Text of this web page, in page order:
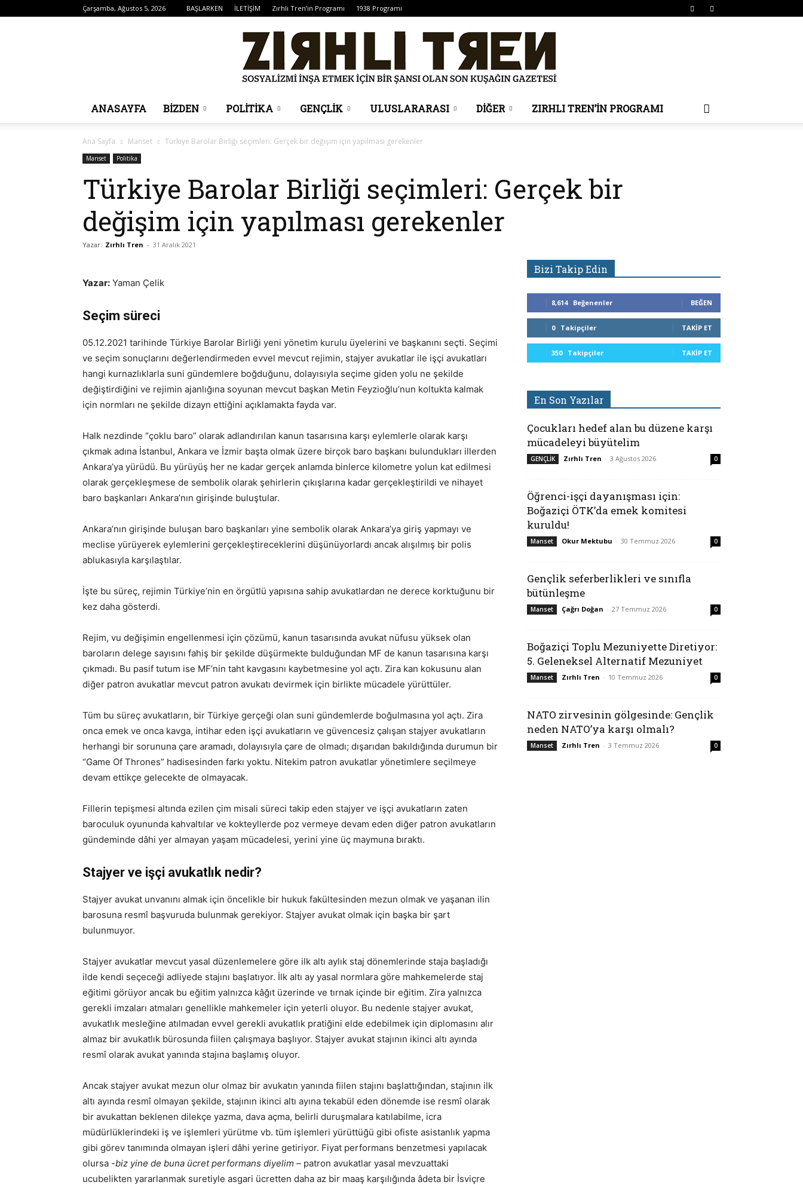
Çarşamba, Ağustos 5, 2026 BAŞLARKEN İLETİŞİM Zırhlı Tren’in Programı 1938 Programı
Tren
ANASAYFA BİZDEN POLITIKA GENÇLİK ULUSLARARASI DİĞER ZIRHLI TREN’IN PROGRAMI
Ana Sayfa Manset Türkiye Barolar Birliği seçimleri: Gerçek bir değişim için yapılması gerekenler
Manset Politika
Türkiye Barolar Birliği seçimleri: Gerçek bir
değişim için yapılması gerekenler
Yazar: Zırhlı Tren - 31 Aralık 2021
Yazar: Yaman Çelik
Seçim süreci
05.12.2021 tarihinde Türkiye Barolar Birliği yeni yönetim kurulu üyelerini ve başkanını seçti. Seçimi
ve seçim sonuçlarını değerlendirmeden evvel mevcut rejimin, stajyer avukatlar ile işçi avukatları
hangi kurnazlıklarla suni gündemlere boğduğunu, dolayısıyla seçime giden yolu ne şekilde
değiştirdiğini ve rejimin ajanlığına soyunan mevcut başkan Metin Feyzioğlu’nun koltukta kalmak
için normları ne şekilde dizayn ettiğini açıklamakta fayda var.
Halk nezdinde “çoklu baro” olarak adlandırılan kanun tasarısına karşı eylemlerle olarak karşı
çıkmak adına İstanbul, Ankara ve İzmir başta olmak üzere birçok baro başkanı bulundukları illerden
Ankara’ya yürüdü. Bu yürüyüş her ne kadar gerçek anlamda binlerce kilometre yolun kat edilmesi
olarak gerçekleşmese de sembolik olarak şehirlerin çıkışlarına kadar gerçekleştirildi ve nihayet
baro başkanları Ankara’nın girişinde buluştular.
Ankara’nın girişinde buluşan baro başkanları yine sembolik olarak Ankara’ya giriş yapmayı ve
meclise yürüyerek eylemlerini gerçekleştireceklerini düşünüyorlardı ancak alışılmış bir polis
ablukasıyla karşılaştılar.
İşte bu süreç, rejimin Türkiye’nin en örgütlü yapısına sahip avukatlardan ne derece korktuğunu bir
kez daha gösterdi.
Rejim, vu değişimin engellenmesi için çözümü, kanun tasarısında avukat nüfusu yüksek olan
baroların delege sayısını fahiş bir şekilde düşürmekte bulduğundan MF de kanun tasarısına karşı
çıkmadı. Bu pasif tutum ise MF’nin taht kavgasını kaybetmesine yol açtı. Zira kan kokusunu alan
diğer patron avukatlar mevcut patron avukatı devirmek için birlikte mücadele yürüttüler.
Tüm bu süreç avukatların, bir Türkiye gerçeği olan suni gündemlerde boğulmasına yol açtı. Zira
onca emek ve onca kavga, intihar eden işçi avukatların ve güvencesiz çalışan stajyer avukatların
herhangi bir sorununa çare aramadı, dolayısıyla çare de olmadı; dışarıdan bakıldığında durumun bir
“Game Of Thrones” hadisesinden farkı yoktu. Nitekim patron avukatlar yönetimlere seçilmeye
devam ettikçe gelecekte de olmayacak.
Fillerin tepişmesi altında ezilen çim misali süreci takip eden stajyer ve işçi avukatların zaten
baroculuk oyununda kahvaltılar ve kokteyllerde poz vermeye devam eden diğer patron avukatların
gündeminde dâhi yer almayan yaşam mücadelesi, yerini yine üç maymuna bıraktı.
Stajyer ve işçi avukatlık nedir?
Stajyer avukat unvanını almak için öncelikle bir hukuk fakültesinden mezun olmak ve yaşanan ilin
barosuna resmî başvuruda bulunmak gerekiyor. Stajyer avukat olmak için başka bir şart
bulunmuyor.
Stajyer avukatlar mevcut yasal düzenlemelere göre ilk altı aylık staj dönemlerinde staja başladığı
ilde kendi seçeceği adliyede stajını başlatıyor. İlk altı ay yasal normlara göre mahkemelerde staj
eğitimi görüyor ancak bu eğitim yalnızca kâğıt üzerinde ve tırnak içinde bir eğitim. Zira yalnızca
gerekli imzaları atmaları genellikle mahkemeler için yeterli oluyor. Bu nedenle stajyer avukat,
avukatlık mesleğine atılmadan evvel gerekli avukatlık pratiğini elde edebilmek için diplomasını alır
almaz bir avukatlık bürosunda fiilen çalışmaya başlıyor. Stajyer avukat stajının ikinci altı ayında
resmî olarak avukat yanında stajına başlamış oluyor.
Ancak stajyer avukat mezun olur olmaz bir avukatın yanında fiilen stajını başlattığından, stajının ilk
altı ayında resmî olmayan şekilde, stajının ikinci altı ayına tekabül eden dönemde ise resmî olarak
bir avukattan beklenen dilekçe yazma, dava açma, belirli duruşmalara katılabilme, icra
müdürlüklerindeki iş ve işlemleri yürütme vb. tüm işlemleri yürüttüğü gibi ofiste asistanlık yapma
gibi görev tanımında olmayan işleri dâhi yerine getiriyor. Fiyat performans benzetmesi yapılacak
olursa -biz yine de buna ücret performans diyelim – patron avukatlar yasal mevzuattaki
ucubelikten yararlanmak suretiyle asgari ücretten daha az bir maaş karşılığında âdeta bir İsviçre
Bizi Takip Edin
8,614 Beğenenler BEĞEN
0 Takipçiler TAKIP ET
350 Takipçiler TAKIP ET
En Son Yazılar
Çocukları hedef alan bu düzene karşı
mücadeleyi büyütelim
GENÇLİK Zırhlı Tren - 3 Ağustos 2026 0
Öğrenci-işçi dayanışması için:
Boğaziçi ÖTK’da emek komitesi
kuruldu!
Manset Okur Mektubu - 30 Temmuz 2026 0
Gençlik seferberlikleri ve sınıfla
bütünleşme
Manset Çağrı Doğan - 27 Temmuz 2026 0
Boğaziçi Toplu Mezuniyette Diretiyor:
5. Geleneksel Alternatif Mezuniyet
Manset Zırhlı Tren - 10 Temmuz 2026 0
NATO zirvesinin gölgesinde: Gençlik
neden NATO’ya karşı olmalı?
Manset Zırhlı Tren - 3 Temmuz 2026 0